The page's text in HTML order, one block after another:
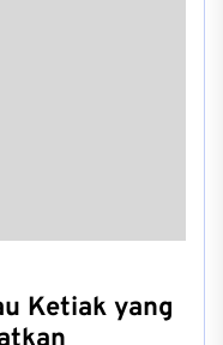
Ketiak yang